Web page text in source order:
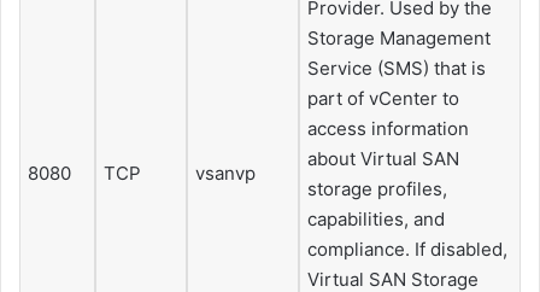
8080 TCP vsanvp
Provider. Used by the
Storage Management
Service (SMS) that is
part of vCenter to
access information
about Virtual SAN
storage profiles,
capabilities, and
compliance. If disabled,
Virtual SAN Storage